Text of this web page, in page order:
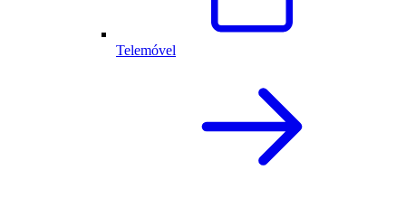
Telemóvel